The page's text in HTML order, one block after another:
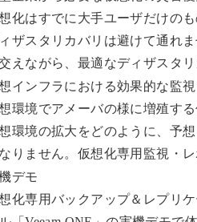
化はすでに大手ユーザだけの
ザスタリカバリは避けて通れ
えながら、最適なディザスタ
インフラにおける効果的な監
環境でアメーバの様に増殖す
環境の拡大をどのように、予
りません。仮想化専用監視・
デモ
化専用バックアップ＆レプリ